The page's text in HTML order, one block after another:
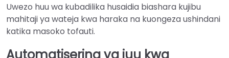
Uwezo huu wa kubadilika husaidia biashara kujibu
mahitaji ya wateja kwa haraka na kuongeza ushindani
katika masoko tofauti.
Automatisering ya juu kwa